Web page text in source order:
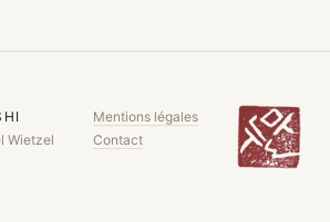
Wietzel
Mentions légales
Contact